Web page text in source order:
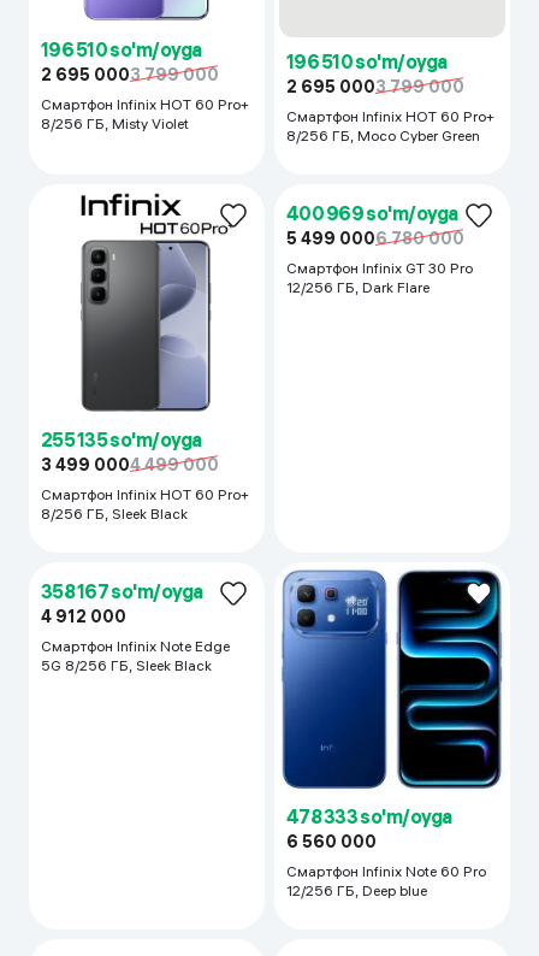
196 510 so'm/oyga
2 695 0003 799 000
Смартфон Infinix HOT 60 Pro+
8/256 ГБ, Misty Violet
196 510 so'm/oyga
2 695 0003 799 000
Смартфон Infinix HOT 60 Pro+
8/256 ГБ, Moco Cyber Green
255 135 so'm/oyga
3 499 0004 499 000
Смартфон Infinix HOT 60 Pro+
8/256 ГБ, Sleek Black
478 333 so'm/oyga
6 560 000
Смартфон Infinix Note 60 Pro
12/256 ГБ, Deep blue